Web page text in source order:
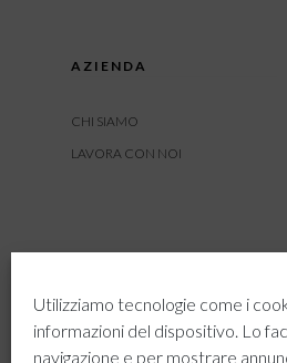
Utilizziamo tecnologie come i
informazioni del dispositivo. Lo
navigazione e per mostrare
AZIENDA
CHI SIAMO
LAVORA CON NOI